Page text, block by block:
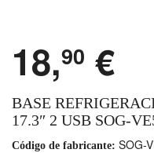
18,90 €
BASE
17.3″ 2 USB SOG-
Código de fabricante: SOG-